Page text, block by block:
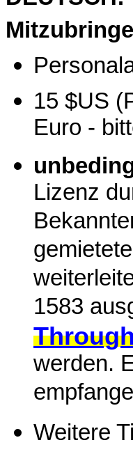
15 $US
Euro -
Lizenz
1583
werden.
Weitere